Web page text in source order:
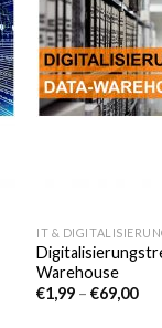
IT &
Warehouse
€1,99 –€69,00